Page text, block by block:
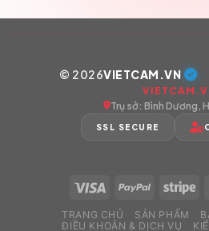
© 2026VIETCAM.VN
Trụ sở: Bình Dương,
SSL SECURE
TRANG CHỦ SẢN PHẨM
ĐIỀU KHOẢN & DỊCH VỤ